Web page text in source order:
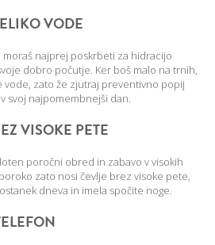
VODE
najprej poskrbeti za hidracijo
dobro počutje. Ker boš malo na trnih,
vode, zato že zjutraj preventivno popij
svoj najpomembnejši dan.
VISOKE PETE
poročni obred in zabavo v visokih
zato nosi čevlje brez visoke pete,
dneva in imela spočite noge.